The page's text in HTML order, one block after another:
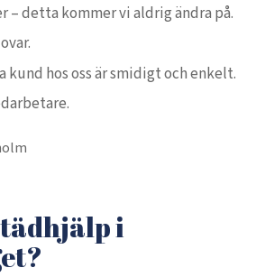
– detta kommer vi aldrig ändra på.
kund hos oss är smidigt och enkelt.
i